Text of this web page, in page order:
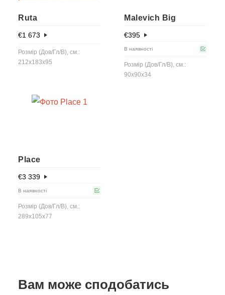
Ruta
€1 673
Розмір (Дов/Гл/В), см.:
212x183x95
Malevich Big
€395
В наявності
Розмір (Дов/Гл/В), см.:
90x90x34
Place
€3 339
В наявності
Розмір (Дов/Гл/В), см.:
289x105x77
Вам може сподобатись